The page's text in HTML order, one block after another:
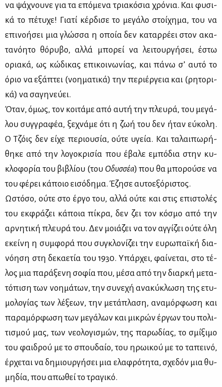
να ψά­χνου­νε για τα επό­με­να τρια­κό­σια χρό­νια. Και φυ­σι­
κά το πέ­τυ­χε! Για­τί κέρ­δι­σε το με­γά­λο στοί­χη­μα, του να
επι­νο­ή­σει μια γλώσ­σα η οποία δεν κα­ταρ­ρέ­ει στον ακα­
τα­νό­η­το θό­ρυ­βο, αλ­λά μπο­ρεί να λει­τουρ­γή­σει, έστω
ορια­κά, ως κώ­δι­κας επι­κοι­νω­νί­ας, και πά­νω σ’ αυ­τό το
όριο να εξά­πτει (νοη­μα­τι­κά) την πε­ριέρ­γεια και (ρη­το­ρι­
κά) να σα­γη­νεύ­ει.
Όταν, όμως, τον κοι­τά­με από αυ­τή την πλευ­ρά, του με­γά­
λου συγ­γρα­φέα, ξε­χνά­με ότι η ζωή του δεν ήταν εύ­κο­λη.
Ο Τζόις δεν εί­χε πε­ριου­σία, ού­τε υγεία. Και τα­λαι­πω­ρή­
θη­κε από την λο­γο­κρι­σία που έβα­λε εμπό­δια στην κυ­
κλο­φο­ρία του βι­βλί­ου (του Οδυσ­σέα) που θα μπο­ρού­σε να
του φέ­ρει κά­ποιο ει­σό­δη­μα. Έζη­σε αυ­το­ε­ξό­ρι­στος.
Ωστό­σο, ού­τε στο έρ­γο του, αλ­λά ού­τε και στις επι­στο­λές
του εκ­φρά­ζει κά­ποια πί­κρα, δεν ζει τον κό­σμο από την
αρ­νη­τι­κή πλευ­ρά του. Δεν μοιά­ζει να τον αγ­γί­ζει ού­τε όλη
εκεί­νη η συμ­φο­ρά που συ­γκλο­νί­ζει την ευ­ρω­παϊ­κή δια­
νό­η­ση στη δε­κα­ε­τία του 1930. Υπάρ­χει, φαί­νε­ται, στο τέ­
λος μια πα­ρά­ξε­νη σο­φία που, μέ­σα από την διαρ­κή με­τα­
τό­πι­ση των νοη­μά­των, την συ­νε­χή ανα­κύ­κλω­ση της ετυ­
μο­λο­γί­ας των λέ­ξε­ων, την με­τά­πλα­ση, ανα­μόρ­φω­ση και
πα­ρα­μόρ­φω­ση των με­γά­λων και μι­κρών έρ­γων του πο­λι­
τι­σμού μας, των νε­ο­λο­γι­σμών, της πα­ρω­δί­ας, το σμί­ξι­μο
του φαι­δρού με το σπου­δαίο, του ηρω­ι­κού με το τα­πει­νό,
έρ­χε­ται να δη­μιουρ­γή­σει μια ελα­φρό­τη­τα, σχε­δόν μια θυ­
μη­δία, που απω­θεί το τρα­γι­κό.